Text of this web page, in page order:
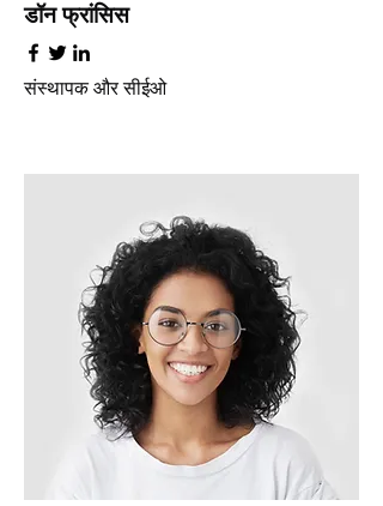
डॉन फ्रांसिस
संस्थापक और सीईओ